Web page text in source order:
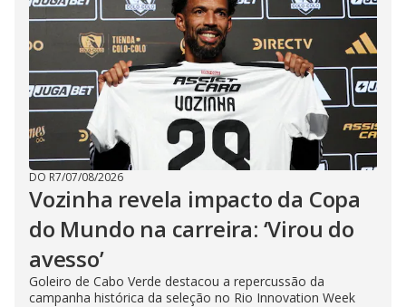
DO R7/07/08/2026
Vozinha revela impacto da Copa
do Mundo na carreira: ‘Virou do
avesso’
Goleiro de Cabo Verde destacou a repercussão da
campanha histórica da seleção no Rio Innovation Week